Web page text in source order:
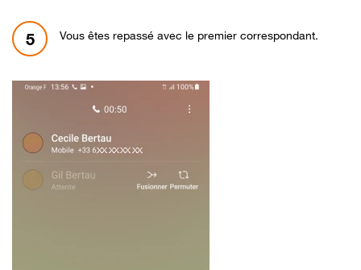
5 Vous êtes repassé avec le premier correspondant.